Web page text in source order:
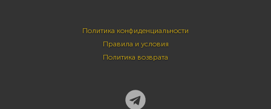
Политика конфиденциальности
Правила и условия
Политика возврата